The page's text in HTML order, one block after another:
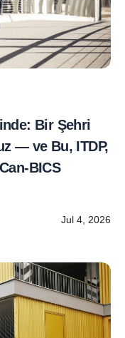
Bir Şehri
— ve Bu, ITDP,
BICS
Jul 4, 2026